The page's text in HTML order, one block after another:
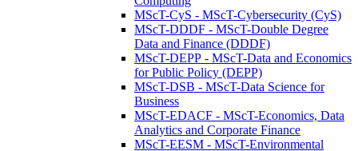
MScT-CyS - MScT-Cybersecurity (CyS)
MScT-DDDF - MScT-Double Degree
Data and Finance (DDDF)
MScT-DEPP - MScT-Data and Economics
for Public Policy (DEPP)
MScT-DSB - MScT-Data Science for
Business
MScT-EDACF - MScT-Economics, Data
Analytics and Corporate Finance
MScT-EESM - MScT-Environmental